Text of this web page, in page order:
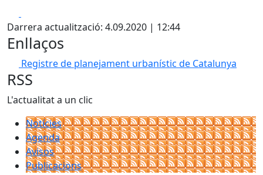
Darrera actualització: 4.09.2020 | 12:44
Enllaços
Registre de planejament urbanístic de Catalunya
RSS
L'actualitat a un clic
Notícies
Agenda
Avisos
Publicacions